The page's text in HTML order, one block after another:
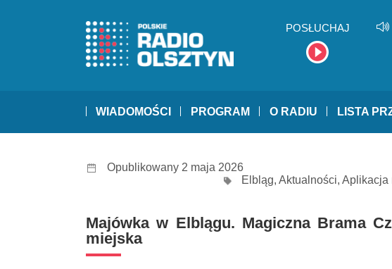
POSŁUCHAJ
WIADOMOŚCI PROGRAM O RADIU LISTA
Opublikowany 2 maja 2026
Elbląg, Aktualności, Aplikacja
Majówka w Elblągu. Magiczna Brama
miejska